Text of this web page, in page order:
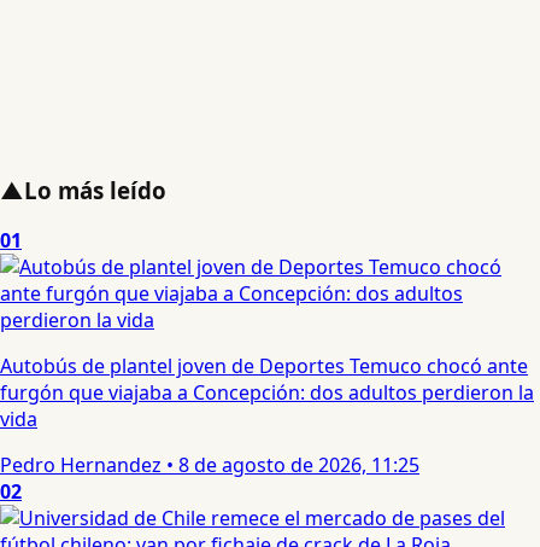
▲Lo más leído
01
Autobús de plantel joven de Deportes Temuco chocó ante
furgón que viajaba a Concepción: dos adultos perdieron la
vida
Pedro Hernandez • 8 de agosto de 2026, 11:25
02